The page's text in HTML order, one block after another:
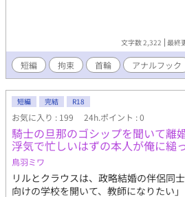
文字数 2,322 最終
短編 拘束 首輪 アナルフック
短編 完結 R18
お気に入り : 199 24h.ポイント : 0
騎士の旦那のゴシップを聞いて離
浮気で忙しいはずの本人が俺に縋
鳥羽ミワ
リルとクラウスは、政略結婚の伴侶同
向けの学校を開いて、教師になりたい